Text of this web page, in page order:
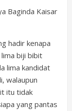
Baginda Kaisar
hadir kenapa
lima biji bibit
lima kandidat
walaupun
itu tidak
yang pantas